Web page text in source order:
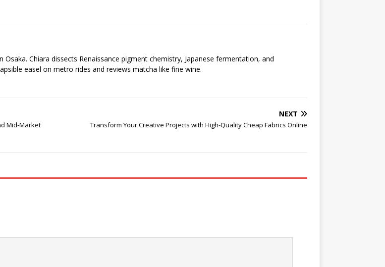
Chiara dissects Renaissance pigment chemistry, Japanese fermentation, and
easel on metro rides and reviews matcha like fine wine.
Mid‑Market
NEXT
Transform Your Creative Projects with High-Quality Cheap Fabrics Online